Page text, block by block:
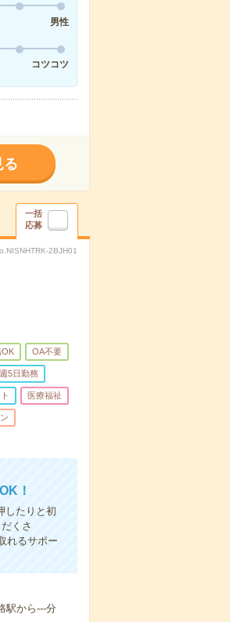
男性
コツコツ
る
一括
応募
2BJH01
OA不要
週5日勤務
医療福祉
！
したりと初
くさ
れるサポー
駅から---分